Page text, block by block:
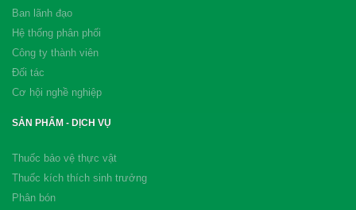
Ban lãnh đạo
Hệ thống phân phối
Công ty thành viên
Đối tác
Cơ hội nghề nghiệp
SẢN PHẨM - DỊCH VỤ
Thuốc bảo vệ thực vật
Thuốc kích thích sinh trưởng
Phân bón